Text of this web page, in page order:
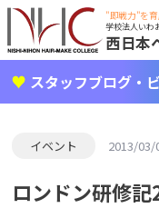
"即戦力"を
学校法人いわ
西日本
スタッフブログ・
イベント 2013/03/
ロンドン研修